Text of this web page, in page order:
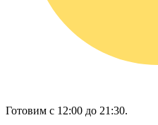
Готовим с 12:00 до 21:30.